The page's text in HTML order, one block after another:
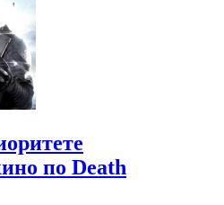
по Death